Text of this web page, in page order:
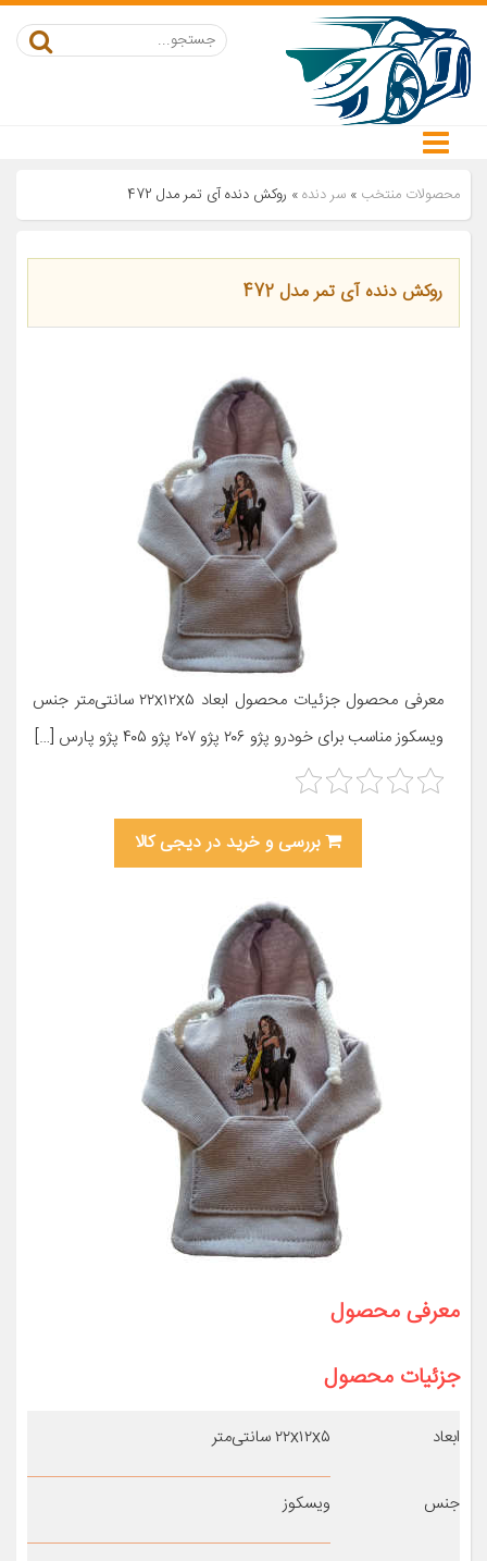
محصولات منتخب » سر دنده» روکش دنده آی تمر مدل 472
روکش دنده آی تمر مدل 472
معرفی محصول جزئیات محصول ابعاد ۲۲x۱۲x۵ سانتی‌متر جنس
ویسکوز مناسب برای خودرو پژو ۲۰۶ پژو ۲۰۷ پژو ۴۰۵ پژو پارس […]
بررسی و خرید در دیجی کالا
معرفی محصول
جزئیات محصول
ابعاد ۲۲x۱۲x۵ سانتی‌متر
جنس ویسکوز